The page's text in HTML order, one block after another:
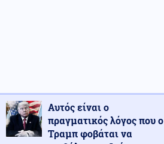
Αυτός είναι ο
πραγματικός λόγος που ο
Τραμπ φοβάται να